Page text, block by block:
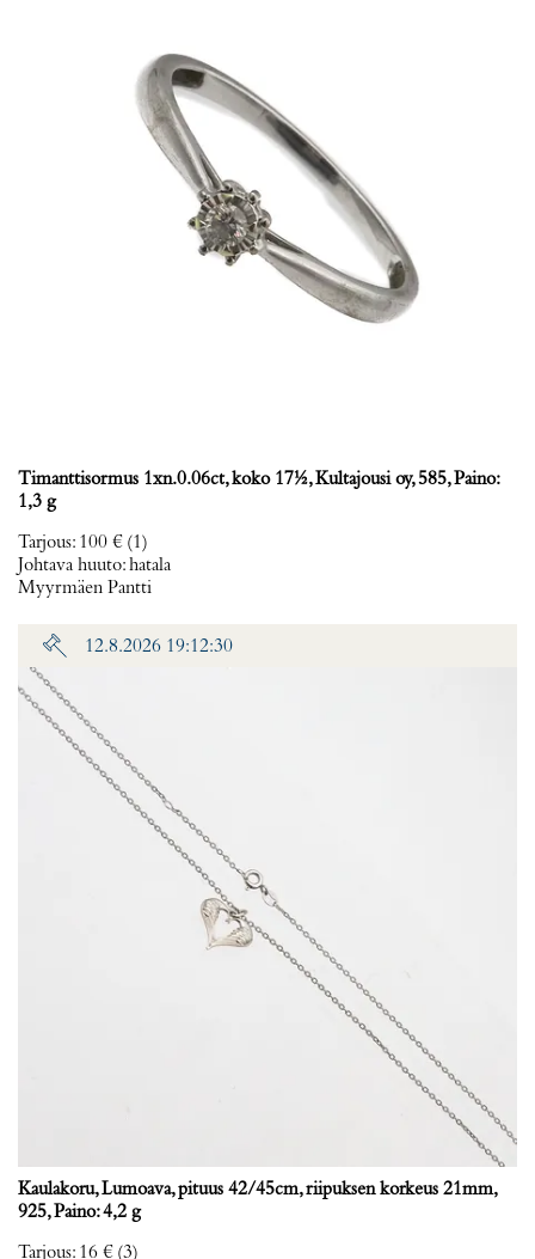
Timanttisormus 1xn.0.06ct, koko 17½, Kultajousi oy, 585, Paino:
1,3 g
Tarjous: 100 € (1)
Johtava huuto:hatala
Myyrmäen Pantti
12.8.2026 19:12:30
Kaulakoru, Lumoava, pituus 42/45cm, riipuksen korkeus 21mm,
925, Paino: 4,2 g
Tarjous: 16 € (3)